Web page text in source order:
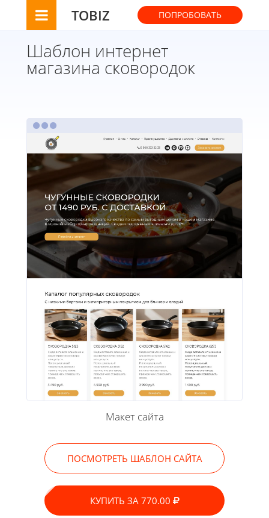
TOBIZ ПОПРОБОВАТЬ
Шаблон интернет
магазина сковородок
Макет сайта
ПОСМОТРЕТЬ ШАБЛОН САЙТА
КУПИТЬ ЗА 770.00